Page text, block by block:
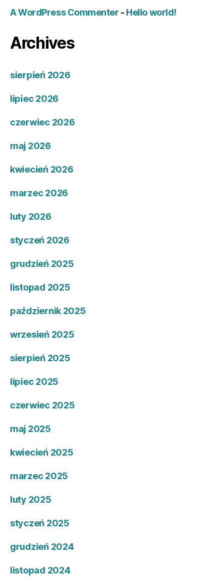
A WordPress Commenter - Hello world!
Archives
sierpień 2026
lipiec 2026
czerwiec 2026
maj 2026
kwiecień 2026
marzec 2026
luty 2026
styczeń 2026
grudzień 2025
listopad 2025
październik 2025
wrzesień 2025
sierpień 2025
lipiec 2025
czerwiec 2025
maj 2025
kwiecień 2025
marzec 2025
luty 2025
styczeń 2025
grudzień 2024
listopad 2024